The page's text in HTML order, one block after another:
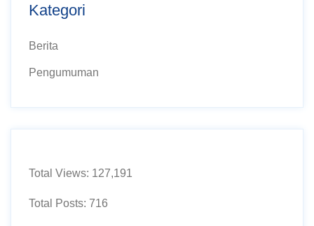
Kategori
Berita
Pengumuman
Total Views: 127,191
Total Posts: 716